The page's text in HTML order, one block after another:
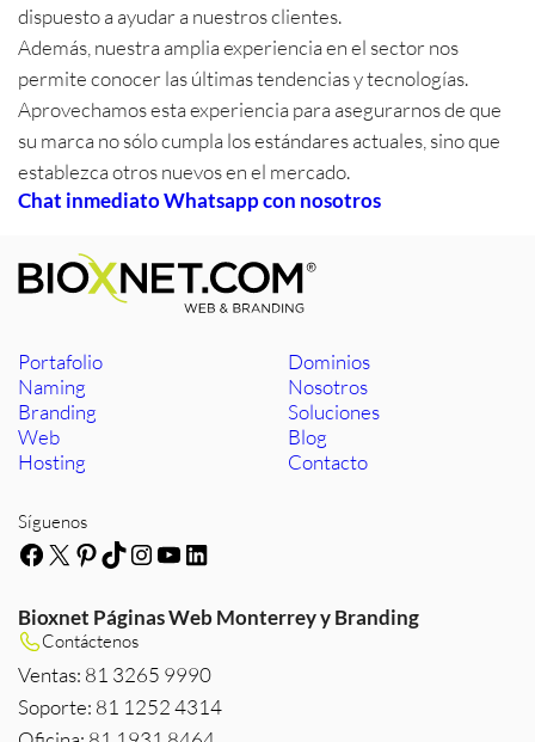
dispuesto a ayudar a nuestros clientes.
Además, nuestra amplia experiencia en el sector nos
permite conocer las últimas tendencias y tecnologías.
Aprovechamos esta experiencia para asegurarnos de que
su marca no sólo cumpla los estándares actuales, sino que
establezca otros nuevos en el mercado.
Chat inmediato Whatsapp con nosotros
Portafolio
Naming
Branding
Web
Hosting
Dominios
Nosotros
Soluciones
Blog
Contacto
Síguenos
Facebook
X Pinterest
TikTok
Instagram
YouTube
LinkedIn
Bioxnet Páginas Web Monterrey y Branding
Contáctenos
Ventas: 81 3265 9990
Soporte: 81 1252 4314